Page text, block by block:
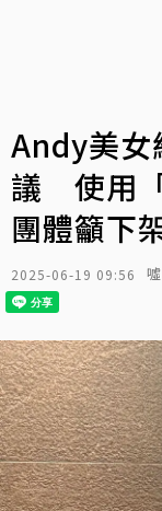
Andy美女
議 使用
團體籲下
2025-06-19 09:56